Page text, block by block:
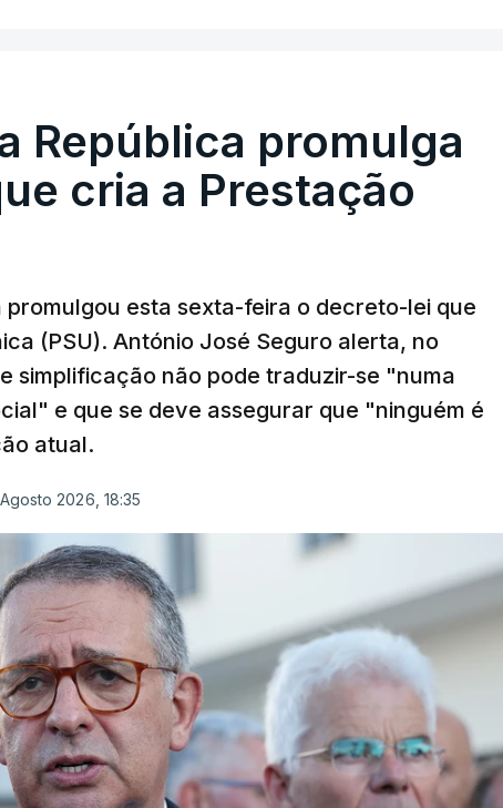
República promulga
cria a Prestação
promulgou esta sexta-feira o decreto-lei que
(PSU). António José Seguro alerta, no
simplificação não pode traduzir-se "numa
e que se deve assegurar que "ninguém é
atual.
2026, 18:35